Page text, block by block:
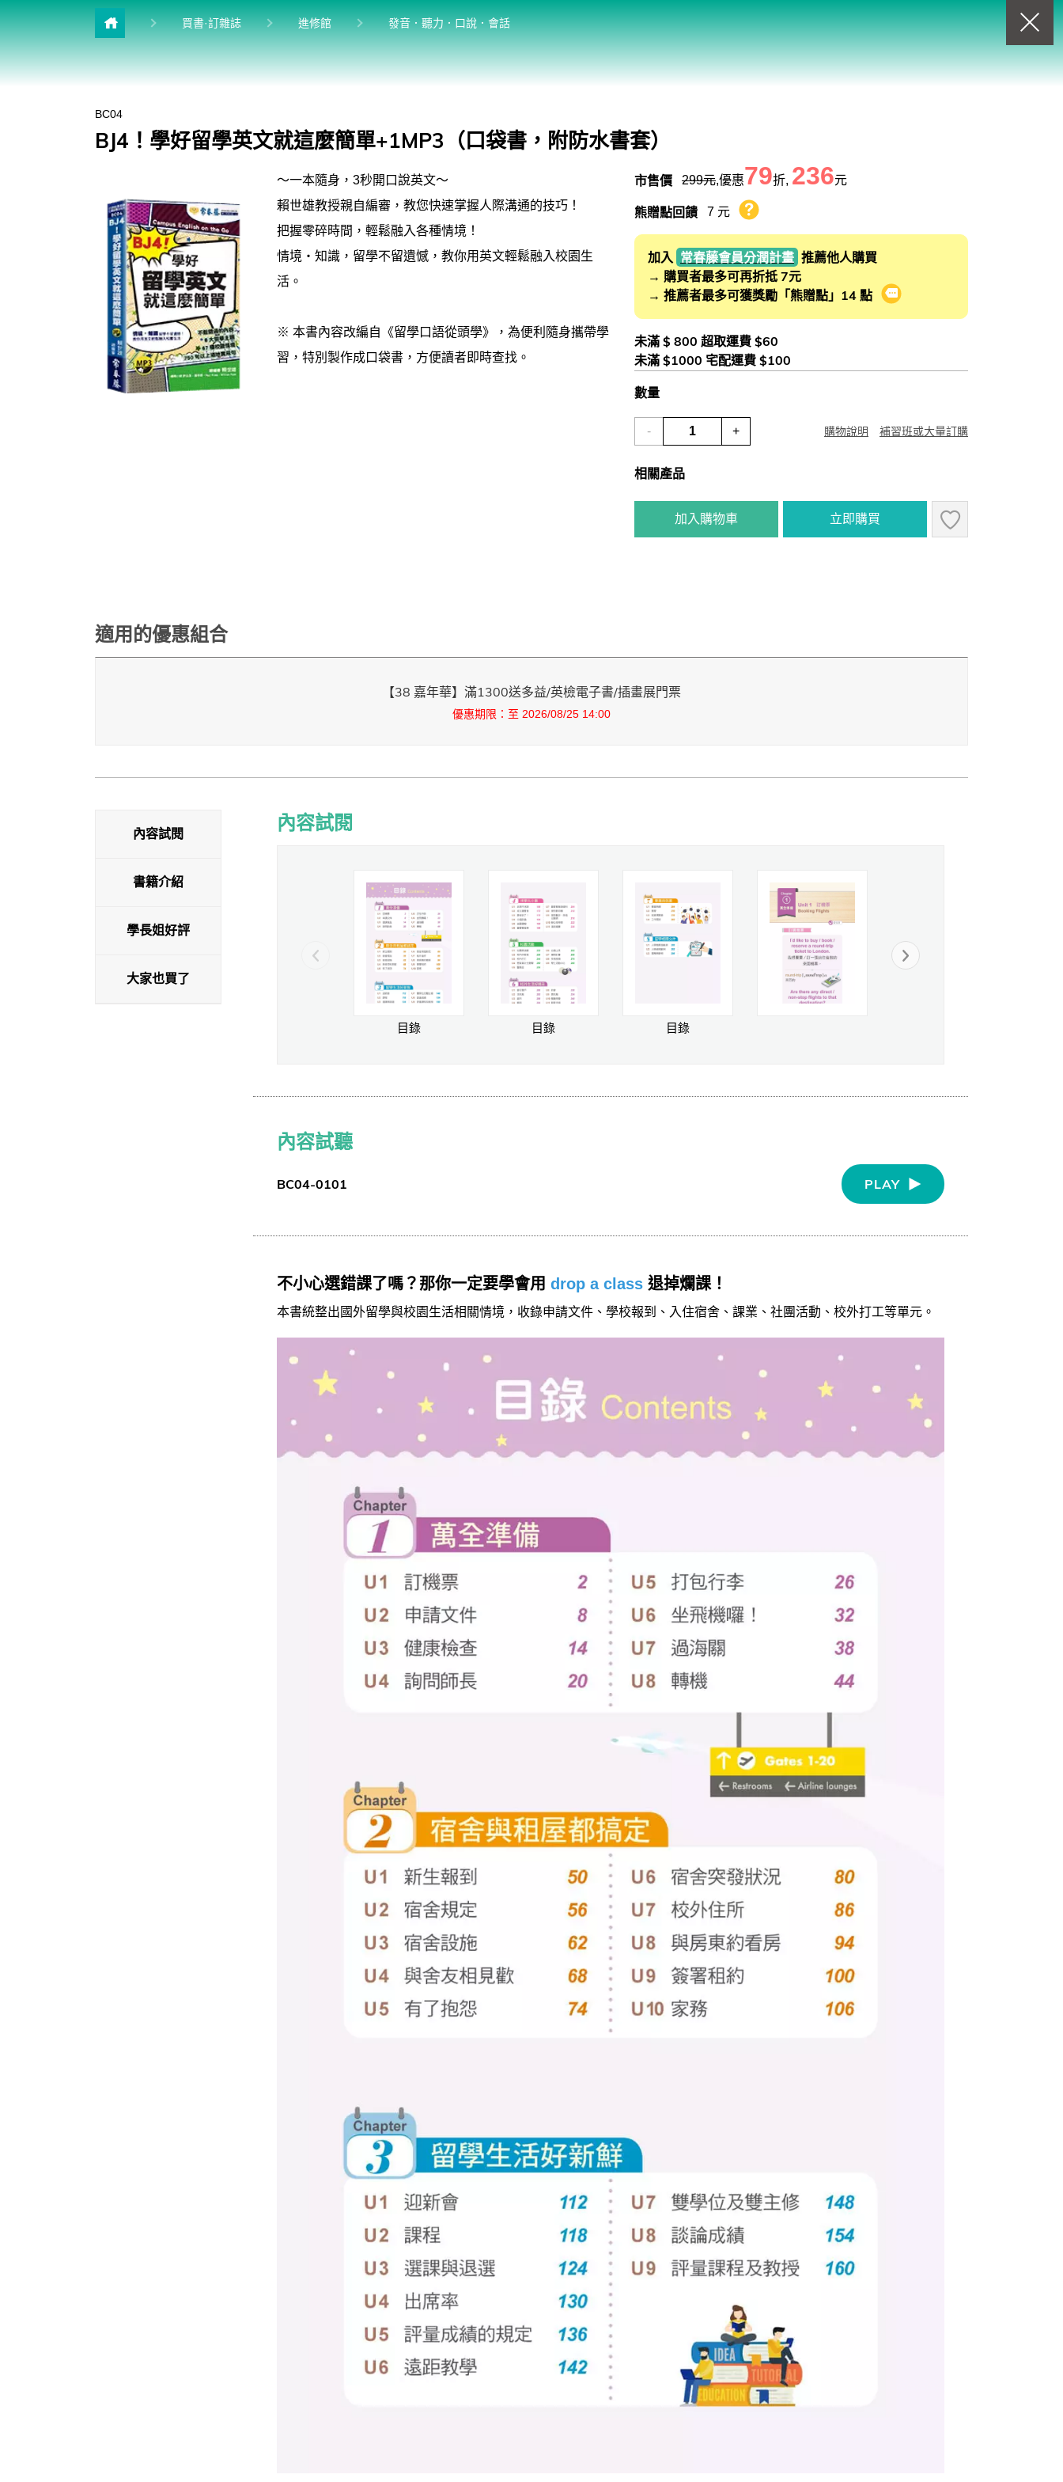
買書·訂雜誌 目前位於:
進修館
英檢館
學習館
目前位於:
發音．聽力．口說．會話
單字．片語．辭典
文法．句型．克漏字
商用．新聞英文
回上一頁
BC04
BJ4！學好留學英文就這麼簡單+1MP3（口袋書，附防水書套）
～一本隨身，3秒開口說英文～
賴世雄教授親自編審，教您快速掌握人際溝通的技巧！
把握零碎時間，輕鬆融入各種情境！
情境‧知識，留學不留遺憾，教你用英文輕鬆融入校園生
活。
※ 本書內容改編自《留學口語從頭學》，為便利隨身攜帶學
習，特別製作成口袋書，方便讀者即時查找。
市售價 299元,優惠79折, 236元
熊贈點回饋 7 元 熊贈點回饋辦法
加入 常春藤會員分潤計畫 推薦他人購買
→ 購買者最多可再折抵 7元
→ 推薦者最多可獲獎勵「熊贈點」14 點
會員推薦分潤計畫
未滿 $ 800 超取運費 $60
未滿 $1000 宅配運費 $100
數量
- + 購物說明 補習班或大量訂購
相關產品
加入購物車 立即購買
適用的優惠組合
【38 嘉年華】滿1300送多益/英檢電子書/插畫展門票
優惠期限：至 2026/08/25 14:00
內容試閱
書籍介紹
學長姐好評
大家也買了
內容試閱
目錄 目錄 目錄
內容試聽
BC04-0101 PLAY
不小心選錯課了嗎？那你一定要學會用 drop a class 退掉爛課！
本書統整出國外留學與校園生活相關情境，收錄申請文件、學校報到、入住宿舍、課業、社團活動、校外打工等單元。